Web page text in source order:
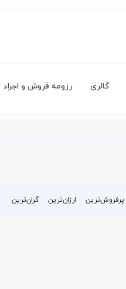
گالری رزومه فروش و اجراء
پرفروش‌ترین ارزان‌ترین گران‌ترین